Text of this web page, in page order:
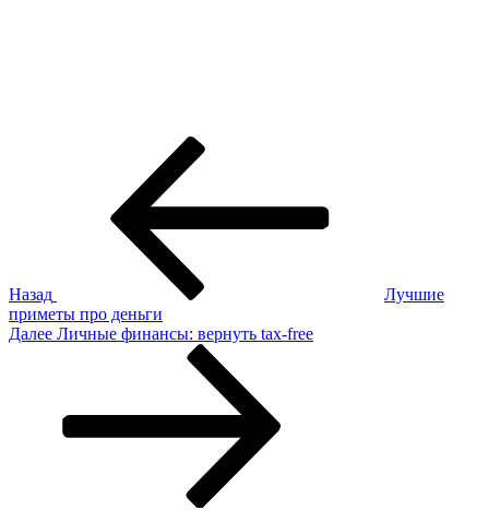
Назад
Лучшие
приметы про деньги
Следующая
Далее Личные финансы: вернуть tax-free